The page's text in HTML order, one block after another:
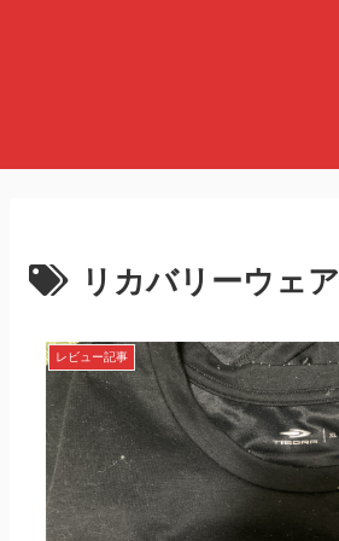
リカバリーウェア
レビュー記事